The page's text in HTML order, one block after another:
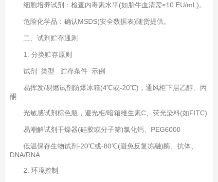
细胞培养试剂：检查内毒素水平(如胎牛血清需≤10 EU/mL)。
危险化学品：确认MSDS(安全数据表)随货提供。
二、试剂贮存通则
1. 分类贮存原则
试剂 类型 贮存条件 示例
易挥发/易燃试剂防爆冰箱(4℃或-20℃)，通风柜下层乙醇、丙
酮
光敏感试剂棕色瓶，避光柜/暗箱维生素C、荧光染料(如FITC)
易潮解试剂干燥器(硅胶或分子筛)氯化钙、PEG6000
低温保存生物试剂-20℃或-80℃(避免反复冻融)酶、抗体、
DNA/RNA
2. 环境控制